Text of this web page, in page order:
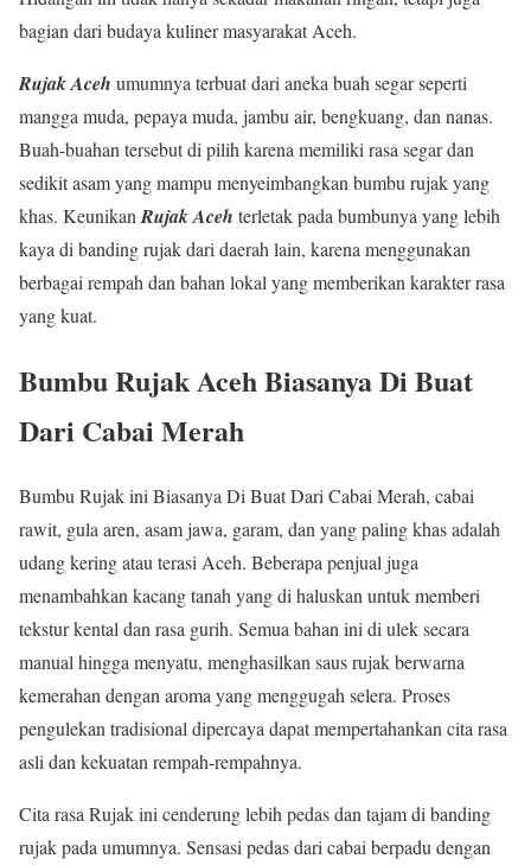
bagian dari budaya kuliner masyarakat Aceh.
Rujak Aceh umumnya terbuat dari aneka buah segar seperti
mangga muda, pepaya muda, jambu air, bengkuang, dan nanas.
Buah-buahan tersebut di pilih karena memiliki rasa segar dan
sedikit asam yang mampu menyeimbangkan bumbu rujak yang
khas. Keunikan Rujak Aceh terletak pada bumbunya yang lebih
kaya di banding rujak dari daerah lain, karena menggunakan
berbagai rempah dan bahan lokal yang memberikan karakter rasa
yang kuat.
Bumbu Rujak Aceh Biasanya Di Buat
Dari Cabai Merah
Bumbu Rujak ini Biasanya Di Buat Dari Cabai Merah, cabai
rawit, gula aren, asam jawa, garam, dan yang paling khas adalah
udang kering atau terasi Aceh. Beberapa penjual juga
menambahkan kacang tanah yang di haluskan untuk memberi
tekstur kental dan rasa gurih. Semua bahan ini di ulek secara
manual hingga menyatu, menghasilkan saus rujak berwarna
kemerahan dengan aroma yang menggugah selera. Proses
pengulekan tradisional dipercaya dapat mempertahankan cita rasa
asli dan kekuatan rempah-rempahnya.
Cita rasa Rujak ini cenderung lebih pedas dan tajam di banding
rujak pada umumnya. Sensasi pedas dari cabai berpadu dengan